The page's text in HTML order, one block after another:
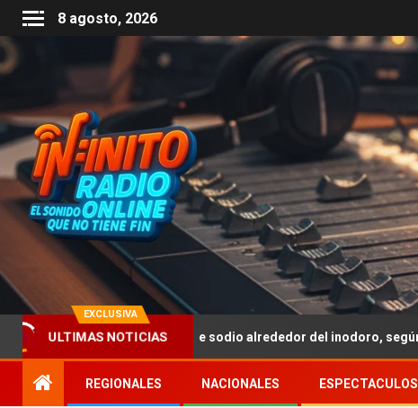
8 agosto, 2026
EXCLUSIVA
ULTIMAS NOTICIAS
bicarbonato de sodio alrededor del inodoro, según expertos
REGIONALES NACIONALES ESPECTACULOS